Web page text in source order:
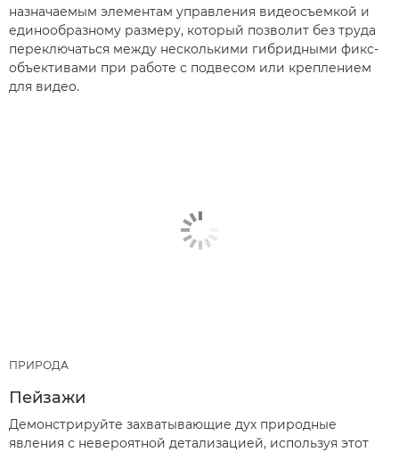
назначаемым элементам управления видеосъемкой и
единообразному размеру, который позволит без труда
переключаться между несколькими гибридными фикс-
объективами при работе с подвесом или креплением
для видео.
ПРИРОДА
Пейзажи
Демонстрируйте захватывающие дух природные
явления с невероятной детализацией, используя этот